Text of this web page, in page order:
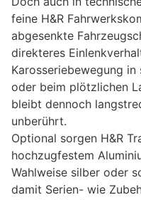
feine H&R
abgesenkte
direkteres
Karosseriebewegung in
oder beim plötzlichen
bleibt dennoch
unberührt.
Optional sorgen H&R
hochzugfestem
Wahlweise silber oder
damit Serien- wie